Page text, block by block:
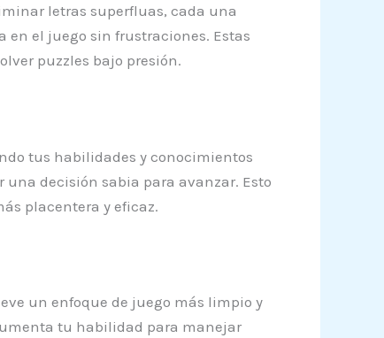
letras superfluas, cada una
el juego sin frustraciones. Estas
puzzles bajo presión.
tus habilidades y conocimientos
decisión sabia para avanzar. Esto
placentera y eficaz.
un enfoque de juego más limpio y
tu habilidad para manejar